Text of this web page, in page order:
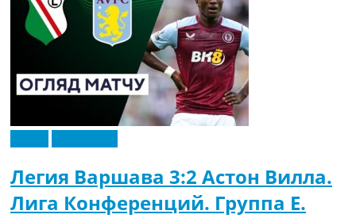
Легия Варшава 3:2 Астон Вилла.
Лига Конференций. Группа E.